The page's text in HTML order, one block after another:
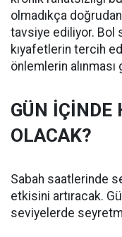
olmadıkça
tavsiye ediliyor. Bol
kıyafetlerin tercih
önlemlerin
GÜN İÇİNDE
OLACAK?
Sabah saatlerinde
etkisini artıracak.
seviyelerde